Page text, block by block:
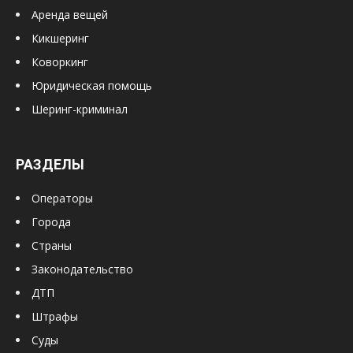
Аренда вещей
Кикшеринг
Коворкинг
Юридическая помощь
Шеринг-криминал
РАЗДЕЛЫ
Операторы
Города
Страны
Законодательство
ДТП
Штрафы
Суды